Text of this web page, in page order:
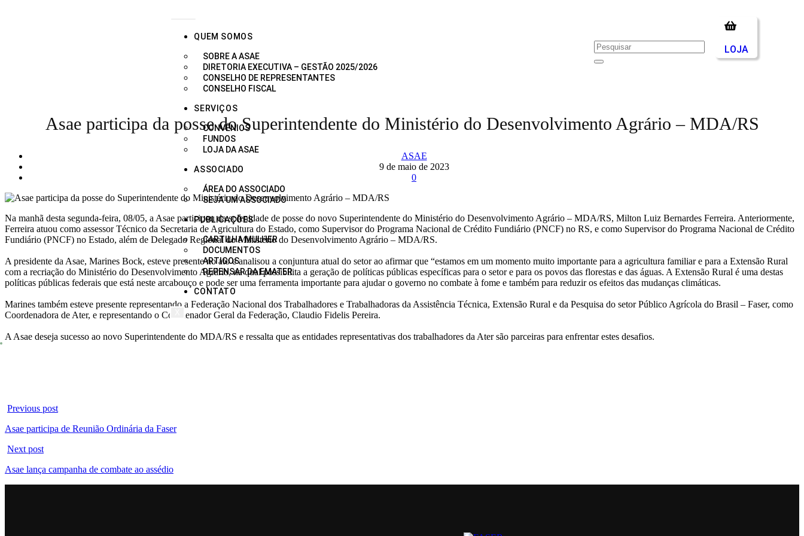
QUEM SOMOS
SOBRE A ASAE
DIRETORIA EXECUTIVA – GESTÃO 2025/2026
CONSELHO DE REPRESENTANTES
CONSELHO FISCAL
SERVIÇOS
CONVÊNIOS
FUNDOS
LOJA DA ASAE
ASSOCIADO
ÁREA DO ASSOCIADO
SEJA UM ASSOCIADO
PUBLICAÇÕES
CARTILHA MULHER
DOCUMENTOS
ARTIGOS
REPENSAR DA EMATER
CONTATO
LOJA
Asae participa da posse do Superintendente do Ministério do Desenvolvimento Agrário – MDA/RS
ASAE
9 de maio de 2023
0
Na manhã desta segunda-feira, 08/05, a Asae participou da solenidade de posse do novo Superintendente do Ministério do Desenvolvimento Agrário – MDA/RS, Milton Luiz Bernardes Ferreira. Anteriormente,
Ferreira atuou como assessor Técnico da Secretaria de Agricultura do Estado, como Supervisor do Programa Nacional de Crédito Fundiário (PNCF) no RS, e como Supervisor do Programa Nacional de Crédito
Fundiário (PNCF) no Estado, além de Delegado Regional do Ministério do Desenvolvimento Agrário – MDA/RS.
A presidente da Asae, Marines Bock, esteve presente no ato e analisou a conjuntura atual do setor ao afirmar que “estamos em um momento muito importante para a agricultura familiar e para a Extensão Rural
com a recriação do Ministério do Desenvolvimento Agrário, na qual possibilita a geração de políticas públicas específicas para o setor e para os povos das florestas e das águas. A Extensão Rural é uma destas
políticas públicas federais que está neste arcabouço e pode ser uma ferramenta importante para ajudar o governo no combate à fome e também para reduzir os efeitos das mudanças climáticas.
Marines também esteve presente representando a Federação Nacional dos Trabalhadores e Trabalhadoras da Assistência Técnica, Extensão Rural e da Pesquisa do setor Público Agrícola do Brasil – Faser, como
Coordenadora de Ater, e representando o Coordenador Geral da Federação, Claudio Fidelis Pereira.
A Asae deseja sucesso ao novo Superintendente do MDA/RS e ressalta que as entidades representativas dos trabalhadores da Ater são parceiras para enfrentar estes desafios.
Previous post
Asae participa de Reunião Ordinária da Faser
Next post
Asae lança campanha de combate ao assédio